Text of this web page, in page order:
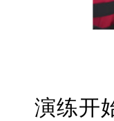
演练开